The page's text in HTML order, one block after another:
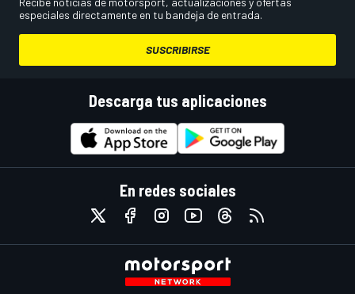
especiales directamente en tu bandeja de entrada.
SUSCRIBIRSE
Descarga tus aplicaciones
En redes sociales